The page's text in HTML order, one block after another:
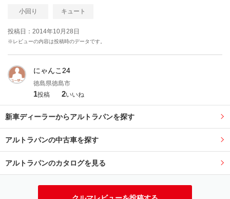
小回り キュート
投稿日：2014年10月28日
※レビューの内容は投稿時のデータです。
にゃんこ24
徳島県徳島市
1投稿 2いいね
新車ディーラーからアルトラパンを探す
アルトラパンの中古車を探す
アルトラパンのカタログを見る